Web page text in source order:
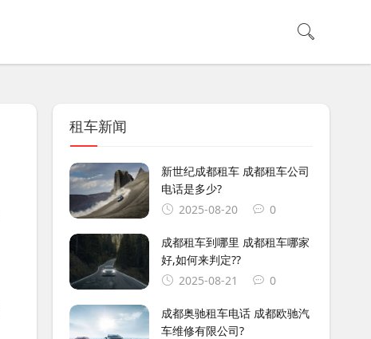
租车新闻
新世纪成都租车 成都租车公司
电话是多少?
2025-08-20
0
成都租车到哪里 成都租车哪家
好,如何来判定??
2025-08-21
0
成都奥驰租车电话 成都欧驰汽
车维修有限公司?